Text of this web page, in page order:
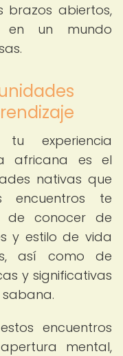
abiertos,
en un mundo
experiencia
africana es el
nativas que
encuentros te
de conocer de
y estilo de vida
así como de
y significativas
encuentros
mental,